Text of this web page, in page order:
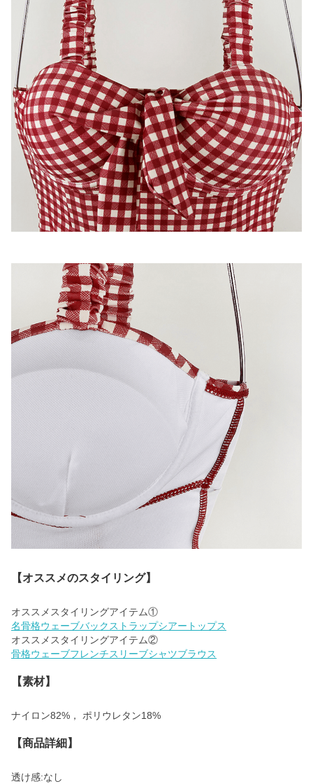
【オススメのスタイリング】
名骨格ウェーブバックストラップシアートップス
骨格ウェーブフレンチスリーブシャツブラウス
【素材】
ナイロン82%， ポリウレタン18%
【商品詳細】
透け感:なし